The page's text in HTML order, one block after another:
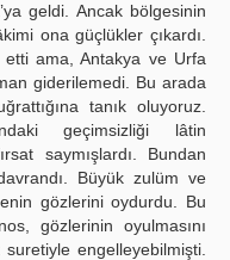
geldi. Ancak bölgesinin
ona güçlükler çıkardı.
ama, Antakya ve Urfa
giderilemedi. Bu arada
tanık oluyoruz.
geçimsizliği lâtin
saymışlardı. Bundan
Büyük zulüm ve
gözlerini oydurdu. Bu
gözlerinin oyulmasını
engelleyebilmişti.